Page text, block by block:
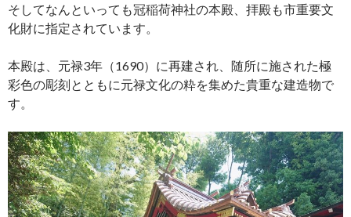
そしてなんといっても冠稲荷神社の本殿、拝殿も市重要文
化財に指定されています。
本殿は、元禄3年（1690）に再建され、随所に施された極
彩色の彫刻とともに元禄文化の粋を集めた貴重な建造物で
す。